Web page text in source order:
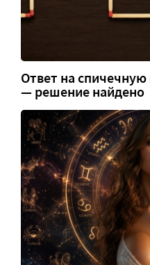
Ответ на спичечную
— решение найдено